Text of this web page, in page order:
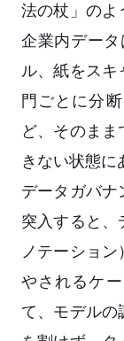
法の杖」のよ
企業内デー
ル、紙をスキ
門ごとに分
ど、そのま
きない状態に
データガバナ
突入すると、
ノテーショ
やされるケ
て、モデルの